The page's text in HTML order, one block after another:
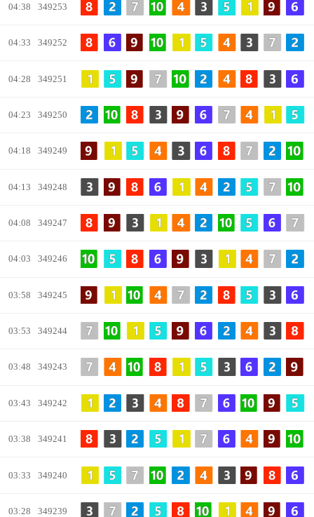
04:38 349253
04:33 349252
04:28 349251
04:23 349250
04:18 349249
04:13 349248
04:08 349247
04:03 349246
03:58 349245
03:53 349244
03:48 349243
03:43 349242
03:38 349241
03:33 349240
03:28 349239